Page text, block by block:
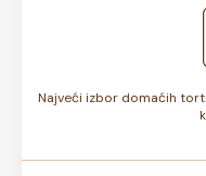
Najveći izbor domaćih